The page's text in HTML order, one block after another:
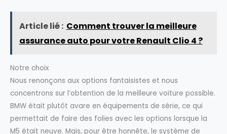
Article lié : Comment trouver la meilleure
assurance auto pour votre Renault Clio 4 ?
Notre choix
Nous renonçons aux options fantaisistes et nous
concentrons sur l’obtention de la meilleure voiture possible.
BMW était plutôt avare en équipements de série, ce qui
permettait de faire des folies avec les options lorsque la
M5 était neuve. Mais, pour être honnête, le système de